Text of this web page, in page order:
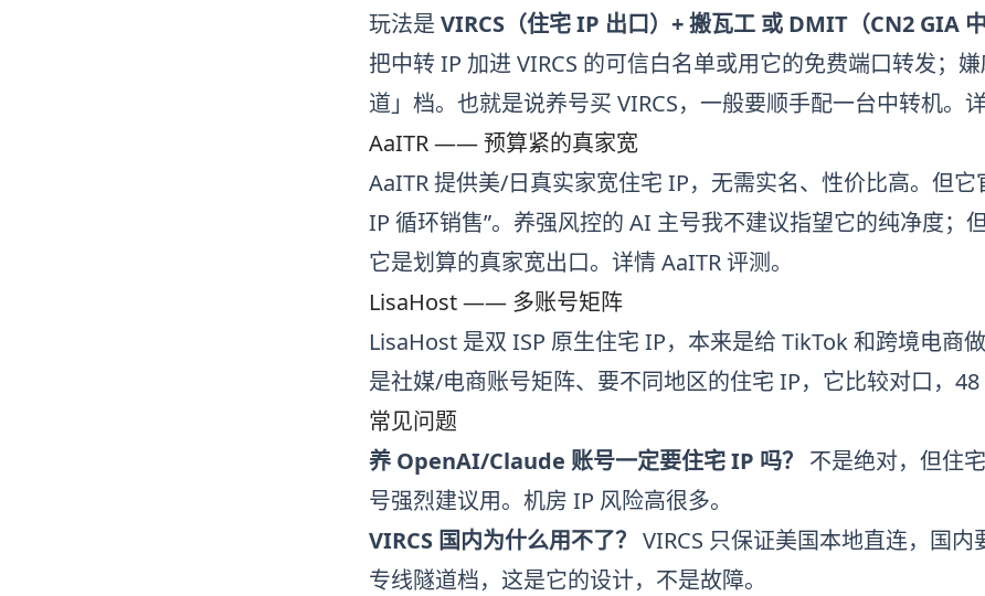
玩法是 VIRCS（住宅 IP 出口）+搬瓦工 或 DMIT （CN2 GIA
把中转 IP 加进 VIRCS 的可信白名单或用它的免费端口转发；
道」档。也就是说养号买 VIRCS，一般要顺手配一台中转机。
AaITR —— 预算紧的真家宽
AaITR提供美/日真实家宽住宅 IP，无需实名、性价比高。但它
IP 循环销售”。养强风控的 AI 主号我不建议指望它的纯净度；
它是划算的真家宽出口。详情AaITR 评测。
LisaHost —— 多账号矩阵
LisaHost 是双 ISP 原生住宅 IP，本来是给 TikTok 和跨境电商
是社媒/电商账号矩阵、要不同地区的住宅 IP，它比较对口，
常见问题
养 OpenAI/Claude 账号一定要住宅 IP 吗？ 不是绝对，但住
号强烈建议用。机房 IP 风险高很多。
VIRCS 国内为什么用不了？ VIRCS 只保证美国本地直连，国
专线隧道档，这是它的设计，不是故障。